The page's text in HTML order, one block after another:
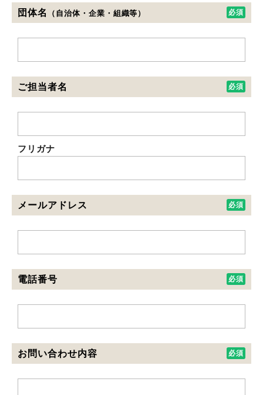
団体名 （自治体・企業・組織等）
ご担当者名
フリガナ
メールアドレス
電話番号
お問い合わせ内容